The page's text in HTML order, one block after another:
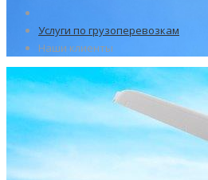
Услуги по грузоперевозкам
Наши клиенты